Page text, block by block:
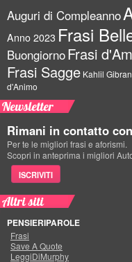
Auguri di Compleanno
Anno 2023 Frasi
BuongiornoFrasi
Frasi Sagge Kahlil Gibran
d'Animo
Newsletter
Rimani in contatto
Per te le migliori frasi e aforismi.
Scopri in anteprima i migliori
ISCRIVITI
Altri siti
PENSIERIPAROLE
Frasi
Save A Quote
LeggiDiMurphy